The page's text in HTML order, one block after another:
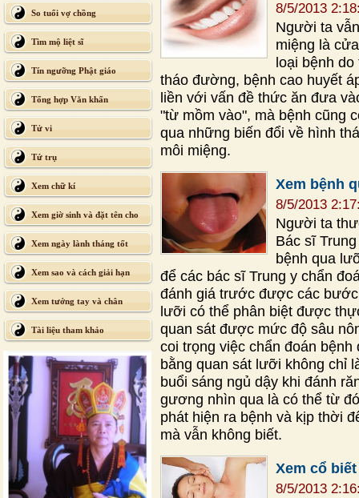
So tuổi vợ chồng
Tìm mộ liệt sĩ
Tín ngưỡng Phật giáo
Tổng hợp Văn khấn
Tử vi
Tứ trụ
Xem chữ kí
Xem giờ sinh và đặt tên cho
con
Xem ngày lành tháng tốt
Xem sao và cách giải hạn
Xem tướng tay và chân
Tài liệu tham khảo
8/5/2013
Người ta
miệng là
loại bệnh
tháo đường, bệnh cao huyết
liền với vấn đề thức ăn đưa
"từ mồm vào", mà bệnh cũng
qua những biến đổi về hình
môi miệng.
Xem bệnh
8/5/2013
Người ta
Bác sĩ
bệnh qua
để các bác sĩ Trung y chẩn
đánh giá trước được các
lưỡi có thể phân biệt được
quan sát được mức độ sâu
coi trọng việc chẩn đoán
bằng quan sát lưỡi không chỉ
buổi sáng ngủ dậy khi đánh
gương nhìn qua là có thể từ
phát hiện ra bệnh và kịp thời
mà vẫn không biết.
Xem cổ
8/5/2013